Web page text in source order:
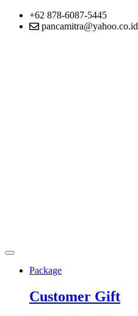
+62 878-6087-5445
pancamitra@yahoo.co.id
Package
Customer Gift